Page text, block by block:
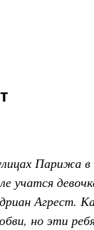
Парижа
учатся
Агрест.
но эти